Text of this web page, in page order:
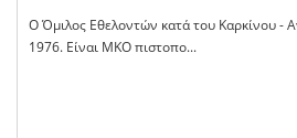
Ο Όμιλος Εθελοντών κατά του Καρκίνου -
1976. Είναι ΜΚΟ πιστοπο...